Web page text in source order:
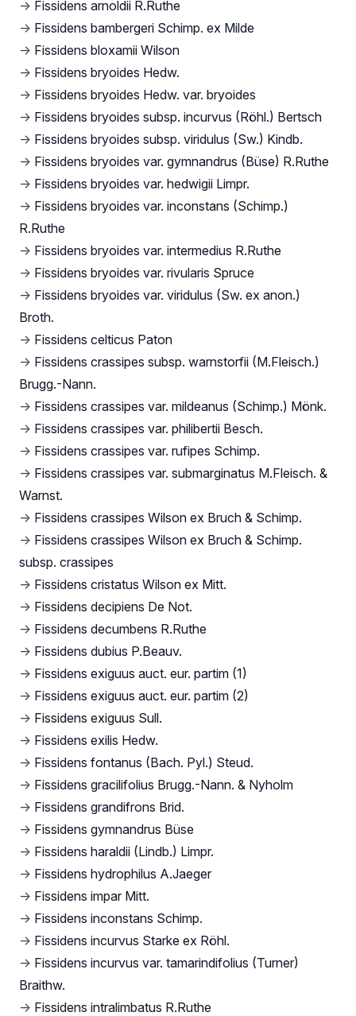
→ Fissidens arnoldii R.Ruthe
→ Fissidens bambergeri Schimp. ex Milde
→ Fissidens bloxamii Wilson
→ Fissidens bryoides Hedw.
→ Fissidens bryoides Hedw. var. bryoides
→ Fissidens bryoides subsp. incurvus (Röhl.) Bertsch
→ Fissidens bryoides subsp. viridulus (Sw.) Kindb.
→ Fissidens bryoides var. gymnandrus (Büse) R.Ruthe
→ Fissidens bryoides var. hedwigii Limpr.
→ Fissidens bryoides var. inconstans (Schimp.)
R.Ruthe
→ Fissidens bryoides var. intermedius R.Ruthe
→ Fissidens bryoides var. rivularis Spruce
→ Fissidens bryoides var. viridulus (Sw. ex anon.)
Broth.
→ Fissidens celticus Paton
→ Fissidens crassipes subsp. warnstorfii (M.Fleisch.)
Brugg.-Nann.
→ Fissidens crassipes var. mildeanus (Schimp.) Mönk.
→ Fissidens crassipes var. philibertii Besch.
→ Fissidens crassipes var. rufipes Schimp.
→ Fissidens crassipes var. submarginatus M.Fleisch. &
Warnst.
→ Fissidens crassipes Wilson ex Bruch & Schimp.
→ Fissidens crassipes Wilson ex Bruch & Schimp.
subsp. crassipes
→ Fissidens cristatus Wilson ex Mitt.
→ Fissidens decipiens De Not.
→ Fissidens decumbens R.Ruthe
→ Fissidens dubius P.Beauv.
→ Fissidens exiguus auct. eur. partim (1)
→ Fissidens exiguus auct. eur. partim (2)
→ Fissidens exiguus Sull.
→ Fissidens exilis Hedw.
→ Fissidens fontanus (Bach. Pyl.) Steud.
→ Fissidens gracilifolius Brugg.-Nann. & Nyholm
→ Fissidens grandifrons Brid.
→ Fissidens gymnandrus Büse
→ Fissidens haraldii (Lindb.) Limpr.
→ Fissidens hydrophilus A.Jaeger
→ Fissidens impar Mitt.
→ Fissidens inconstans Schimp.
→ Fissidens incurvus Starke ex Röhl.
→ Fissidens incurvus var. tamarindifolius (Turner)
Braithw.
→ Fissidens intralimbatus R.Ruthe